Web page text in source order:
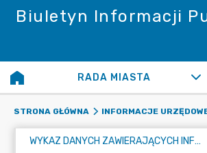
Biuletyn Informacji
RADA MIASTA
STRONA GŁÓWNA INFORMACJE
WYKAZ DANYCH ZAWIERAJĄCYCH INFORMACJE O ŚRODOWISKU I JEGO OCHRONIE